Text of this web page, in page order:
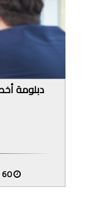
دبلومة
60 ساعة